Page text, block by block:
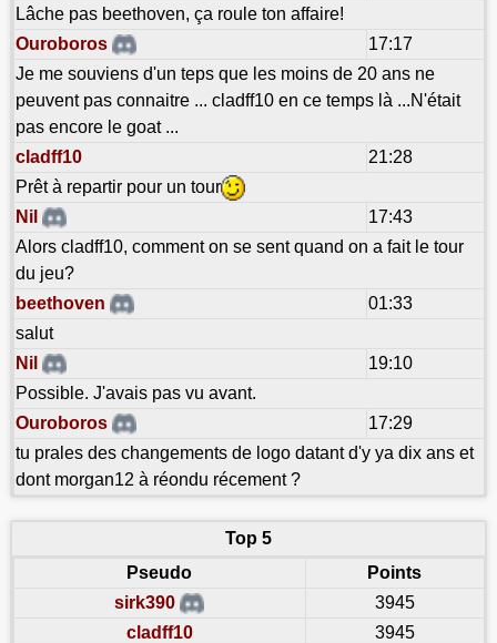
Lâche pas beethoven, ça roule ton affaire!
Ouroboros
17:17
Je me souviens d'un teps que les moins de 20 ans ne
peuvent pas connaitre ... cladff10 en ce temps là ...N'était
pas encore le goat ...
cladff10
21:28
Prêt à repartir pour un tour
Nil
17:43
Alors cladff10, comment on se sent quand on a fait le tour
du jeu?
beethoven
01:33
salut
Nil
19:10
Possible. J'avais pas vu avant.
Ouroboros
17:29
tu prales des changements de logo datant d'y ya dix ans et
dont morgan12 à réondu récement ?
Top 5
Pseudo
Points
sirk390
3945
cladff10
3945